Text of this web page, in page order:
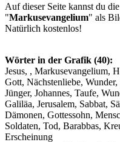
Auf dieser Seite kannst du
"Markusevangelium" als
Natürlich kostenlos!
Wörter in der Grafik (40):
Jesus, , Markusevangelium,
Gott, Nächstenliebe,
Jünger, Johannes, Taufe,
Galiläa, Jerusalem, Sabbat,
Dämonen, Gottessohn,
Soldaten, Tod, Barabbas,
Erscheinung